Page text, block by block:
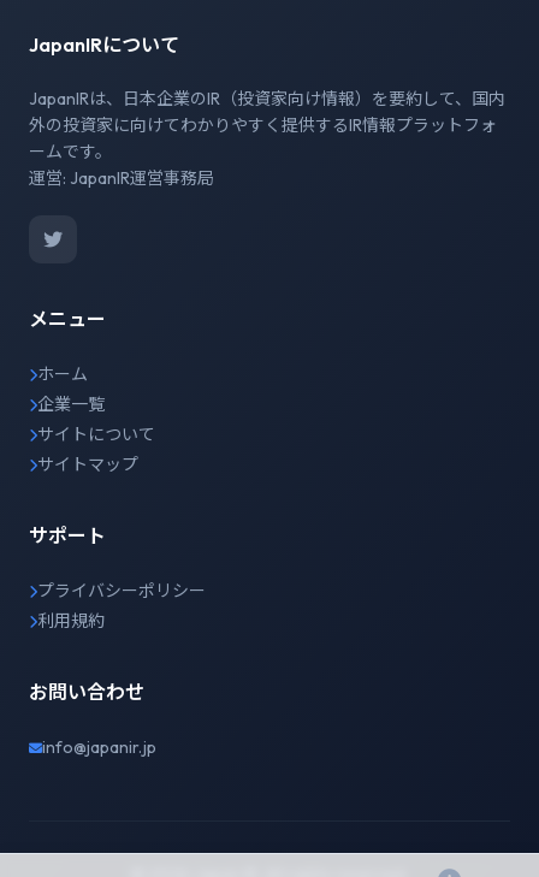
JapanIRについて
JapanIRは、日本企業のIR（投資家向け情報）を要約して、国内
外の投資家に向けてわかりやすく提供するIR情報プラットフォ
ームです。
運営: JapanIR運営事務局
メニュー
ホーム
企業一覧
サイトについて
サイトマップ
サポート
プライバシーポリシー
利用規約
お問い合わせ
info@japanir.jp